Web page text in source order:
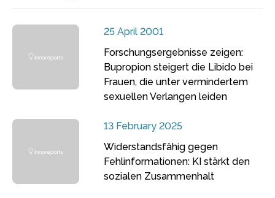
25 April 2001
Forschungsergebnisse zeigen:
Bupropion steigert die Libido bei
Frauen, die unter vermindertem
sexuellen Verlangen leiden
13 February 2025
Widerstandsfähig gegen
Fehlinformationen: KI stärkt den
sozialen Zusammenhalt